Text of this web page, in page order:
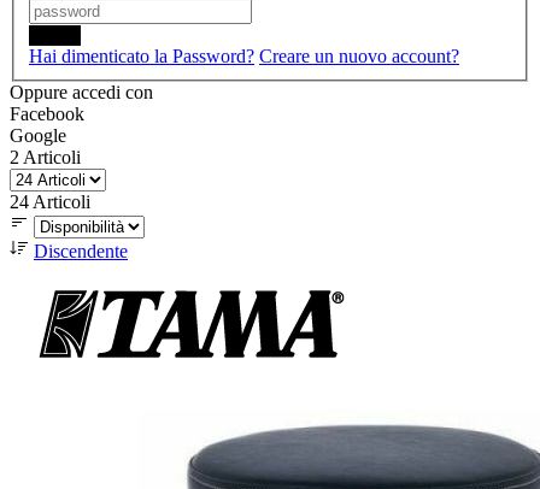
Hai dimenticato la Password? Creare un nuovo account?
Oppure accedi con
Facebook
Google
2Articoli
24Articoli
Discendente